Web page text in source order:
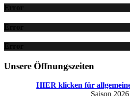
Error
Error
Error
Unsere Öffnungszeiten
HIER klicken für
Saison 2026